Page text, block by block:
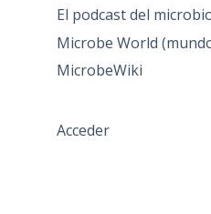
El podcast del
Microbe World
MicrobeWiki
Acceder